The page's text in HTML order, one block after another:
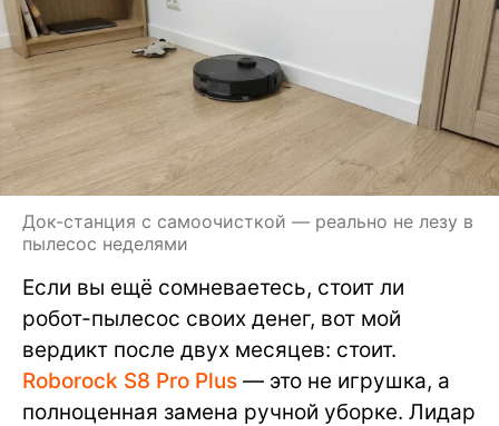
Док-станция с самоочисткой — реально не лезу в
пылесос неделями
Если вы ещё сомневаетесь, стоит ли
робот-пылесос своих денег, вот мой
вердикт после двух месяцев: стоит.
Roborock S8 Pro Plus — это не игрушка, а
полноценная замена ручной уборке. Лидар